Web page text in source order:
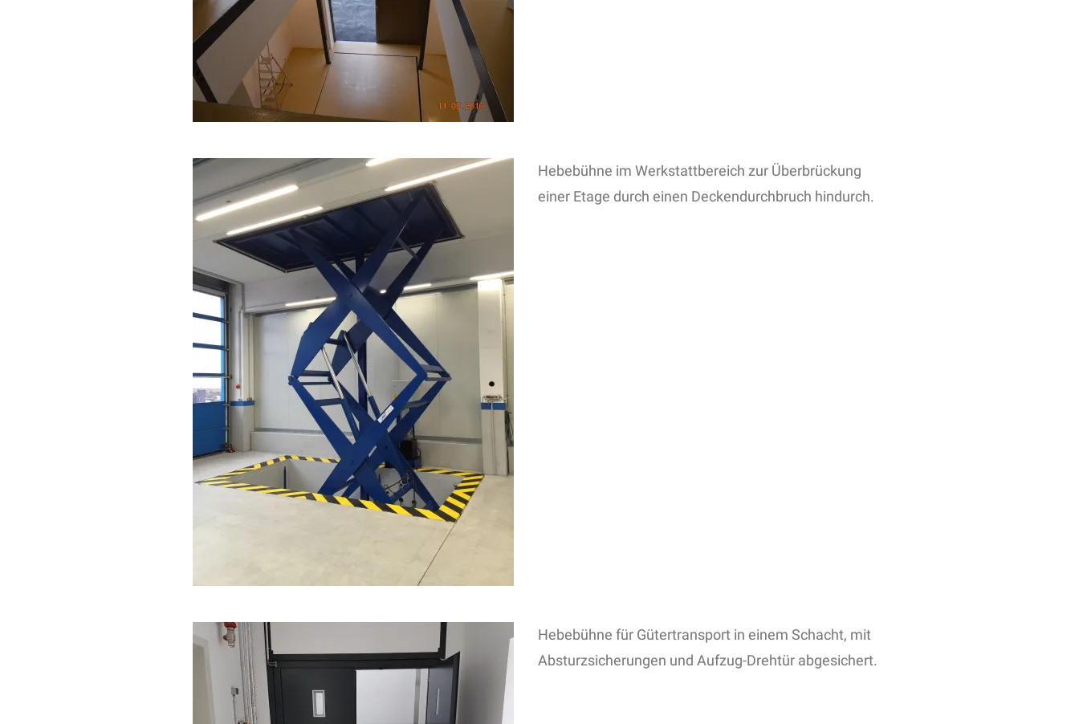
Hebebühne im Werkstattbereich zur Überbrückung
einer Etage durch einen Deckendurchbruch hindurch.
Hebebühne für Gütertransport in einem Schacht, mit
Absturzsicherungen und Aufzug-Drehtür abgesichert.